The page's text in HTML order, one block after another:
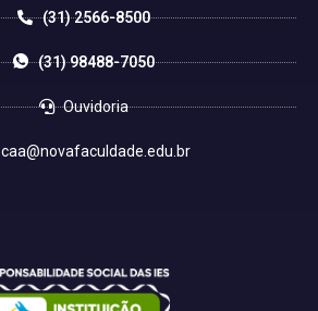
(31) 2566-8500
(31) 98488-7050
Ouvidoria
caa@novafaculdade.edu.br